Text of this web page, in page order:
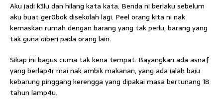
Aku jadi k3lu dan hilang kata kata. Benda ni berlaku sebelum
aku buat ger0bok disekolah lagi. Peel orang kita ni nak
kemaskan rumah dengan barang yang tak perlu, barang yang
tak guna diberi pada orang lain.
Sikap ini bagus cuma tak kena tempat. Bayangkan ada asnaf
yang berlap4r mai nak ambik makanan, yang ada ialah baju
kebarung pinggang kerengga yang dipakai masa bertunang 18
tahun lamp4u.